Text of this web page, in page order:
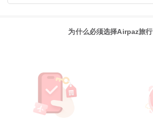
为什么必须选择Airpaz旅行